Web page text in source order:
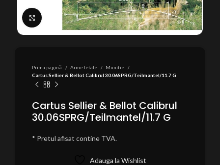
Click to enlarge
Prima pagină Arme letale
Munitie
Cartus Sellier & Bellot Calibrul 30.06SPRG/Teilmantel/11.7 G
Cartus Sellier & Bellot Calibrul
30.06SPRG/Teilmantel/11.7 G
* Pretul afisat contine TVA.
Adauga la Wishlist